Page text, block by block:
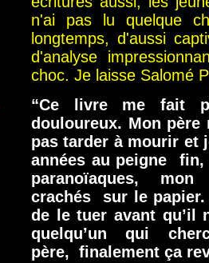
n'ai pas lu quelque
longtemps, d'aussi
d'analyse
choc. Je laisse Salomé
“Ce livre me fait
douloureux. Mon père
pas tarder à mourir et
années au peigne fin,
paranoïaques,
crachés sur le
de le tuer avant qu’il
quelqu’un qui
père, finalement ça